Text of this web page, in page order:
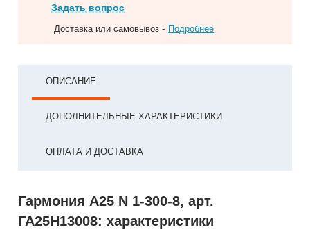
Задать вопрос
Доставка или самовывоз - Подробнее
ОПИСАНИЕ
ДОПОЛНИТЕЛЬНЫЕ ХАРАКТЕРИСТИКИ
ОПЛАТА И ДОСТАВКА
Гармония А25 N 1-300-8, арт.
ГА25Н13008: характеристики